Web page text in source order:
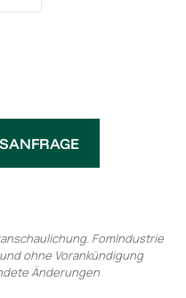
FomIndustrie
ohne Vorankündigung
Änderungen